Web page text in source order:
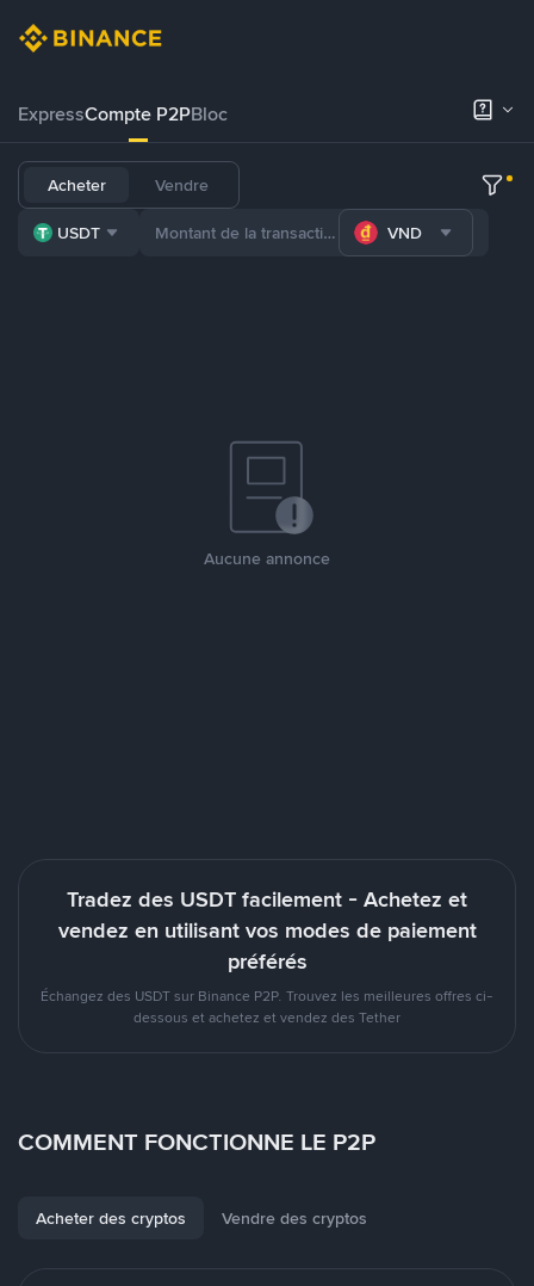
ExpressCompte P2PBloc
Acheter Vendre
USDT VND
Aucune annonce
Tradez des USDT facilement - Achetez et
vendez en utilisant vos modes de paiement
préférés
Échangez des USDT sur Binance P2P. Trouvez les meilleures offres ci-
dessous et achetez et vendez des Tether
COMMENT FONCTIONNE LE P2P
Acheter des cryptos Vendre des cryptos